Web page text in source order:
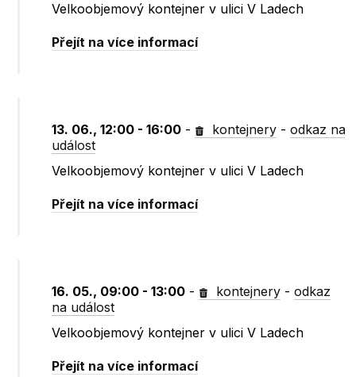
Velkoobjemový kontejner v ulici V Ladech
Přejít na více informací
13. 06., 12:00 - 16:00 - kontejnery -odkaz na
událost
Velkoobjemový kontejner v ulici V Ladech
Přejít na více informací
16. 05., 09:00 - 13:00 - kontejnery -odkaz
na událost
Velkoobjemový kontejner v ulici V Ladech
Přejít na více informací